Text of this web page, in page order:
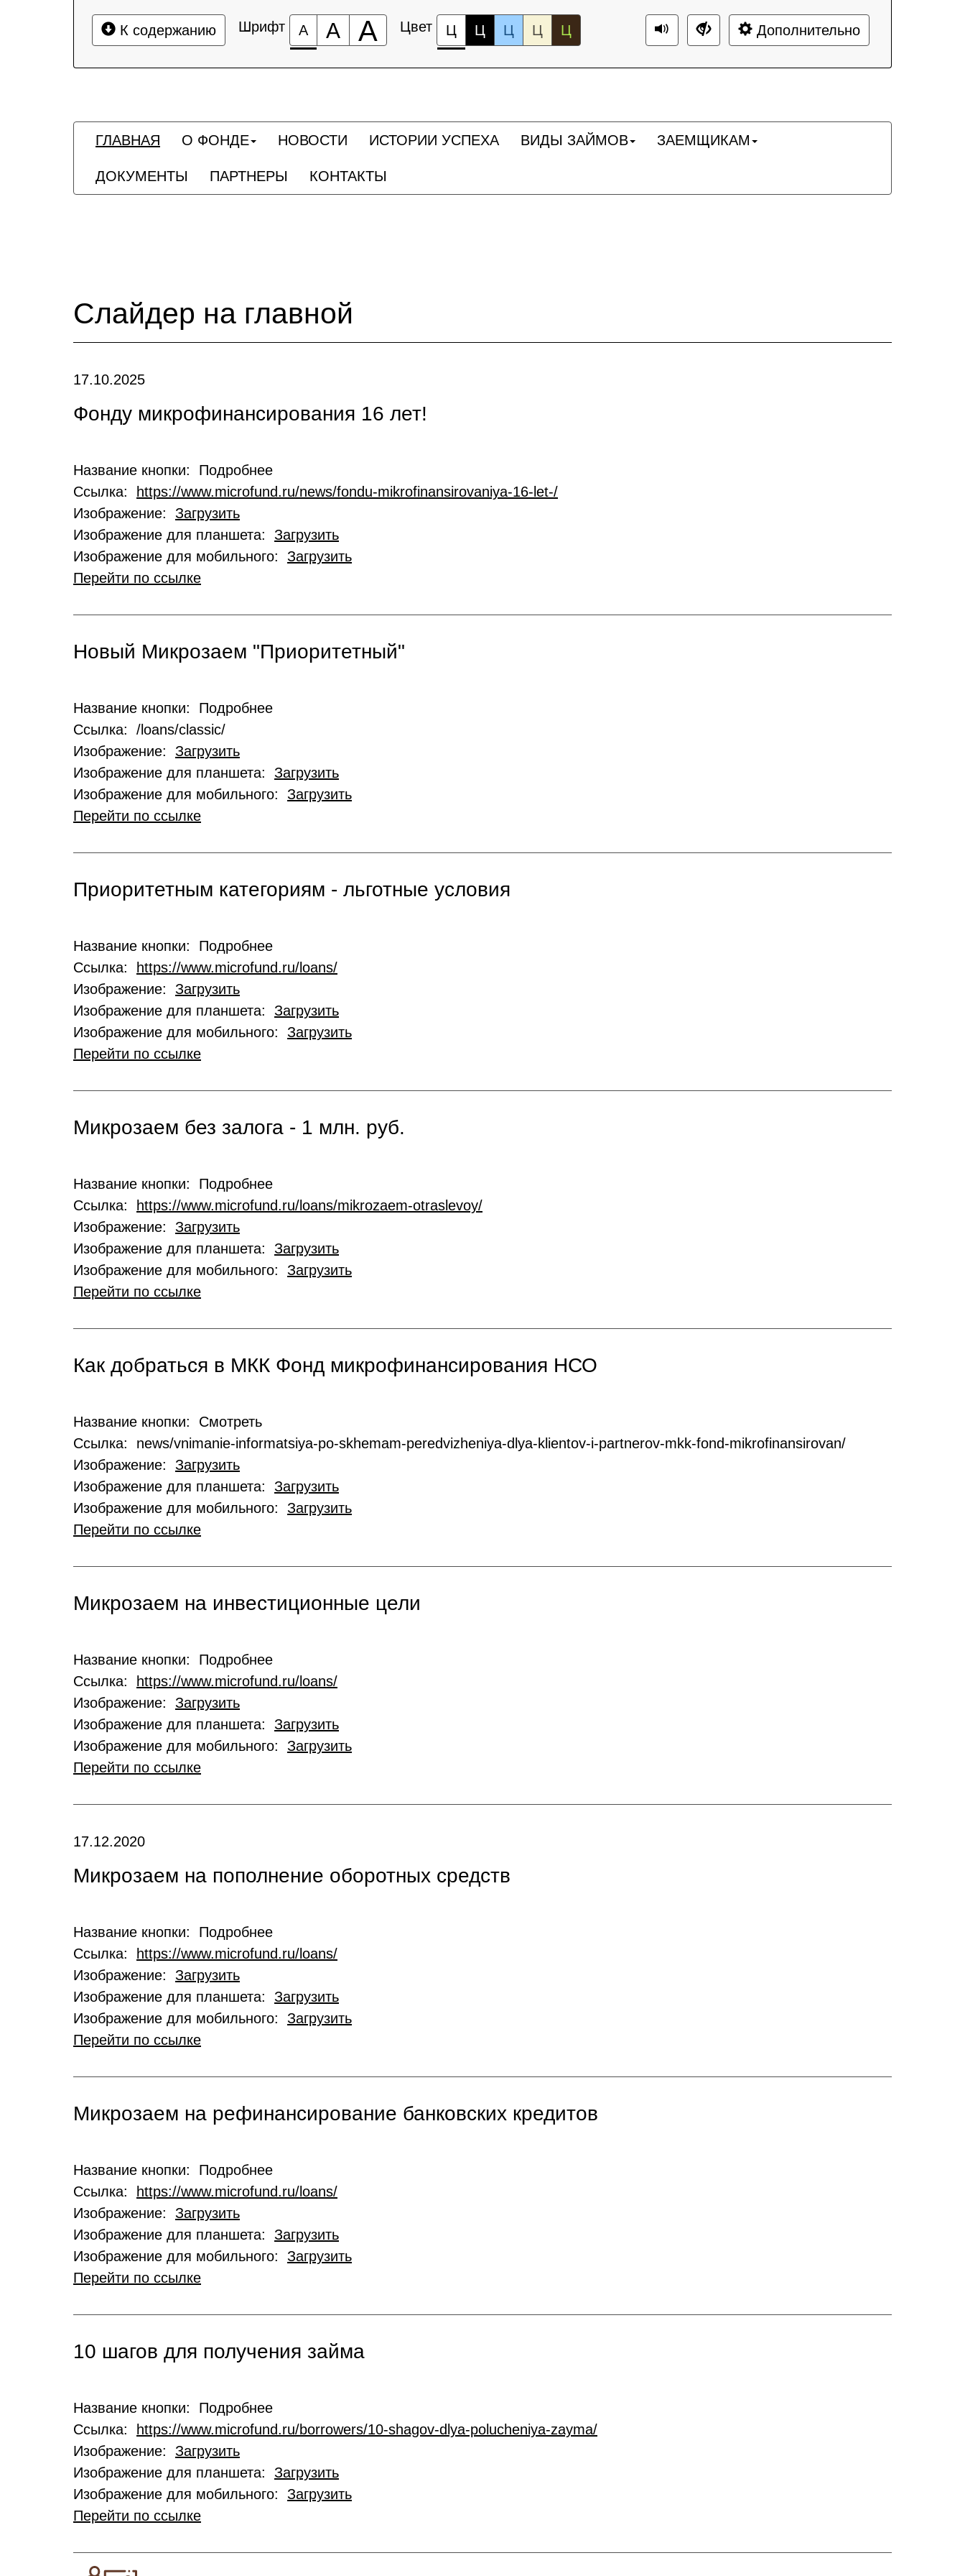
К содержанию Шрифт А А А Цвет Ц Ц Ц Ц Ц Дополнительно
ГЛАВНАЯ О ФОНДЕ НОВОСТИ ИСТОРИИ УСПЕХА ВИДЫ ЗАЙМОВ ЗАЕМЩИКАМ
ДОКУМЕНТЫ ПАРТНЕРЫ КОНТАКТЫ
Слайдер на главной
17.10.2025
Фонду микрофинансирования 16 лет!
Название кнопки: Подробнее
Ссылка:
https://www.microfund.ru/news/fondu-mikrofinansirovaniya-16-let-/
Изображение: Загрузить
Изображение для планшета: Загрузить
Изображение для мобильного: Загрузить
Перейти по ссылке
Новый Микрозаем "Приоритетный"
Название кнопки: Подробнее
Ссылка: /loans/classic/
Изображение: Загрузить
Изображение для планшета: Загрузить
Изображение для мобильного: Загрузить
Перейти по ссылке
Приоритетным категориям - льготные условия
Название кнопки: Подробнее
Ссылка:
https://www.microfund.ru/loans/
Изображение: Загрузить
Изображение для планшета: Загрузить
Изображение для мобильного: Загрузить
Перейти по ссылке
Микрозаем без залога - 1 млн. руб.
Название кнопки: Подробнее
Ссылка:
https://www.microfund.ru/loans/mikrozaem-otraslevoy/
Изображение: Загрузить
Изображение для планшета: Загрузить
Изображение для мобильного: Загрузить
Перейти по ссылке
Как добраться в МКК Фонд микрофинансирования НСО
Название кнопки: Смотреть
Ссылка: news/vnimanie-informatsiya-po-skhemam-peredvizheniya-dlya-klientov-i-partnerov-mkk-fond-mikrofinansirovan/
Изображение: Загрузить
Изображение для планшета: Загрузить
Изображение для мобильного: Загрузить
Перейти по ссылке
Микрозаем на инвестиционные цели
Название кнопки: Подробнее
Ссылка:
https://www.microfund.ru/loans/
Изображение: Загрузить
Изображение для планшета: Загрузить
Изображение для мобильного: Загрузить
Перейти по ссылке
17.12.2020
Микрозаем на пополнение оборотных средств
Название кнопки: Подробнее
Ссылка:
https://www.microfund.ru/loans/
Изображение: Загрузить
Изображение для планшета: Загрузить
Изображение для мобильного: Загрузить
Перейти по ссылке
Микрозаем на рефинансирование банковских кредитов
Название кнопки: Подробнее
Ссылка:
https://www.microfund.ru/loans/
Изображение: Загрузить
Изображение для планшета: Загрузить
Изображение для мобильного: Загрузить
Перейти по ссылке
10 шагов для получения займа
Название кнопки: Подробнее
Ссылка:
https://www.microfund.ru/borrowers/10-shagov-dlya-polucheniya-zayma/
Изображение: Загрузить
Изображение для планшета: Загрузить
Изображение для мобильного: Загрузить
Перейти по ссылке